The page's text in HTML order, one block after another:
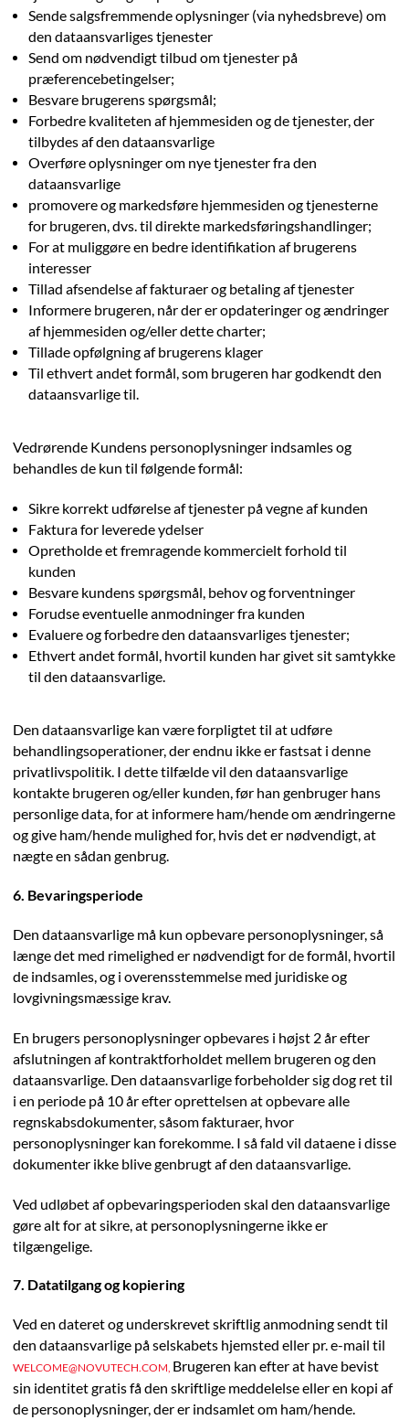
Sende salgsfremmende oplysninger (via nyhedsbreve) om
den dataansvarliges tjenester
Send om nødvendigt tilbud om tjenester på
præferencebetingelser;
Besvare brugerens spørgsmål;
Forbedre kvaliteten af hjemmesiden og de tjenester, der
tilbydes af den dataansvarlige
Overføre oplysninger om nye tjenester fra den
dataansvarlige
promovere og markedsføre hjemmesiden og tjenesterne
for brugeren, dvs. til direkte markedsføringshandlinger;
For at muliggøre en bedre identifikation af brugerens
interesser
Tillad afsendelse af fakturaer og betaling af tjenester
Informere brugeren, når der er opdateringer og ændringer
af hjemmesiden og/eller dette charter;
Tillade opfølgning af brugerens klager
Til ethvert andet formål, som brugeren har godkendt den
dataansvarlige til.
Vedrørende Kundens personoplysninger indsamles og
behandles de kun til følgende formål:
Sikre korrekt udførelse af tjenester på vegne af kunden
Faktura for leverede ydelser
Opretholde et fremragende kommercielt forhold til
kunden
Besvare kundens spørgsmål, behov og forventninger
Forudse eventuelle anmodninger fra kunden
Evaluere og forbedre den dataansvarliges tjenester;
Ethvert andet formål, hvortil kunden har givet sit samtykke
til den dataansvarlige.
Den dataansvarlige kan være forpligtet til at udføre
behandlingsoperationer, der endnu ikke er fastsat i denne
privatlivspolitik. I dette tilfælde vil den dataansvarlige
kontakte brugeren og/eller kunden, før han genbruger hans
personlige data, for at informere ham/hende om ændringerne
og give ham/hende mulighed for, hvis det er nødvendigt, at
nægte en sådan genbrug.
6. Bevaringsperiode
Den dataansvarlige må kun opbevare personoplysninger, så
længe det med rimelighed er nødvendigt for de formål, hvortil
de indsamles, og i overensstemmelse med juridiske og
lovgivningsmæssige krav.
En brugers personoplysninger opbevares i højst 2 år efter
afslutningen af kontraktforholdet mellem brugeren og den
dataansvarlige. Den dataansvarlige forbeholder sig dog ret til
i en periode på 10 år efter oprettelsen at opbevare alle
regnskabsdokumenter, såsom fakturaer, hvor
personoplysninger kan forekomme. I så fald vil dataene i disse
dokumenter ikke blive genbrugt af den dataansvarlige.
Ved udløbet af opbevaringsperioden skal den dataansvarlige
gøre alt for at sikre, at personoplysningerne ikke er
tilgængelige.
7. Datatilgang og kopiering
Ved en dateret og underskrevet skriftlig anmodning sendt til
den dataansvarlige på selskabets hjemsted eller pr. e-mail til
WELCOME@NOVUTECH.COM, Brugeren kan efter at have bevist
sin identitet gratis få den skriftlige meddelelse eller en kopi af
de personoplysninger, der er indsamlet om ham/hende.